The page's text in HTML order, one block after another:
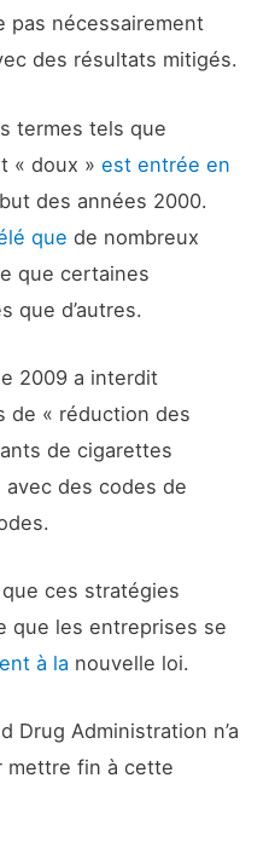
nécessairement
des résultats mitigés.
termes tels que
« doux »est entrée en
des années 2000.
que de nombreux
que certaines
que d’autres.
2009 a interdit
de « réduction des
de cigarettes
avec des codes de
ces stratégies
que les entreprises se
à la nouvelle loi.
Drug Administration n’a
mettre fin à cette